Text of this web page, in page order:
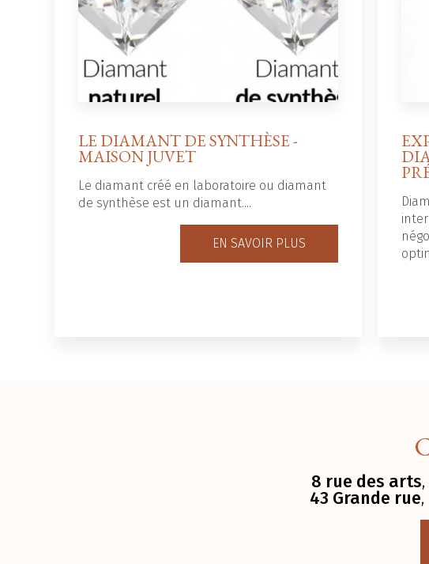
LE DIAMANT DE SYNTHÈSE -
MAISON JUVET
Le diamant créé en laboratoire ou diamant
de synthèse est un diamant....
EN SAVOIR PLUS
8 rue des arts
43 Grande rue